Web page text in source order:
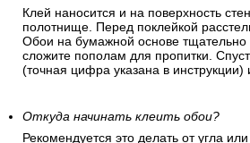
Клей наносится и на поверхность
полотнище. Перед поклейкой
Обои на бумажной основе тщательно
сложите пополам для пропитки.
(точная цифра указана в инструкции)
Откуда начинать клеить обои?
Рекомендуется это делать от угла